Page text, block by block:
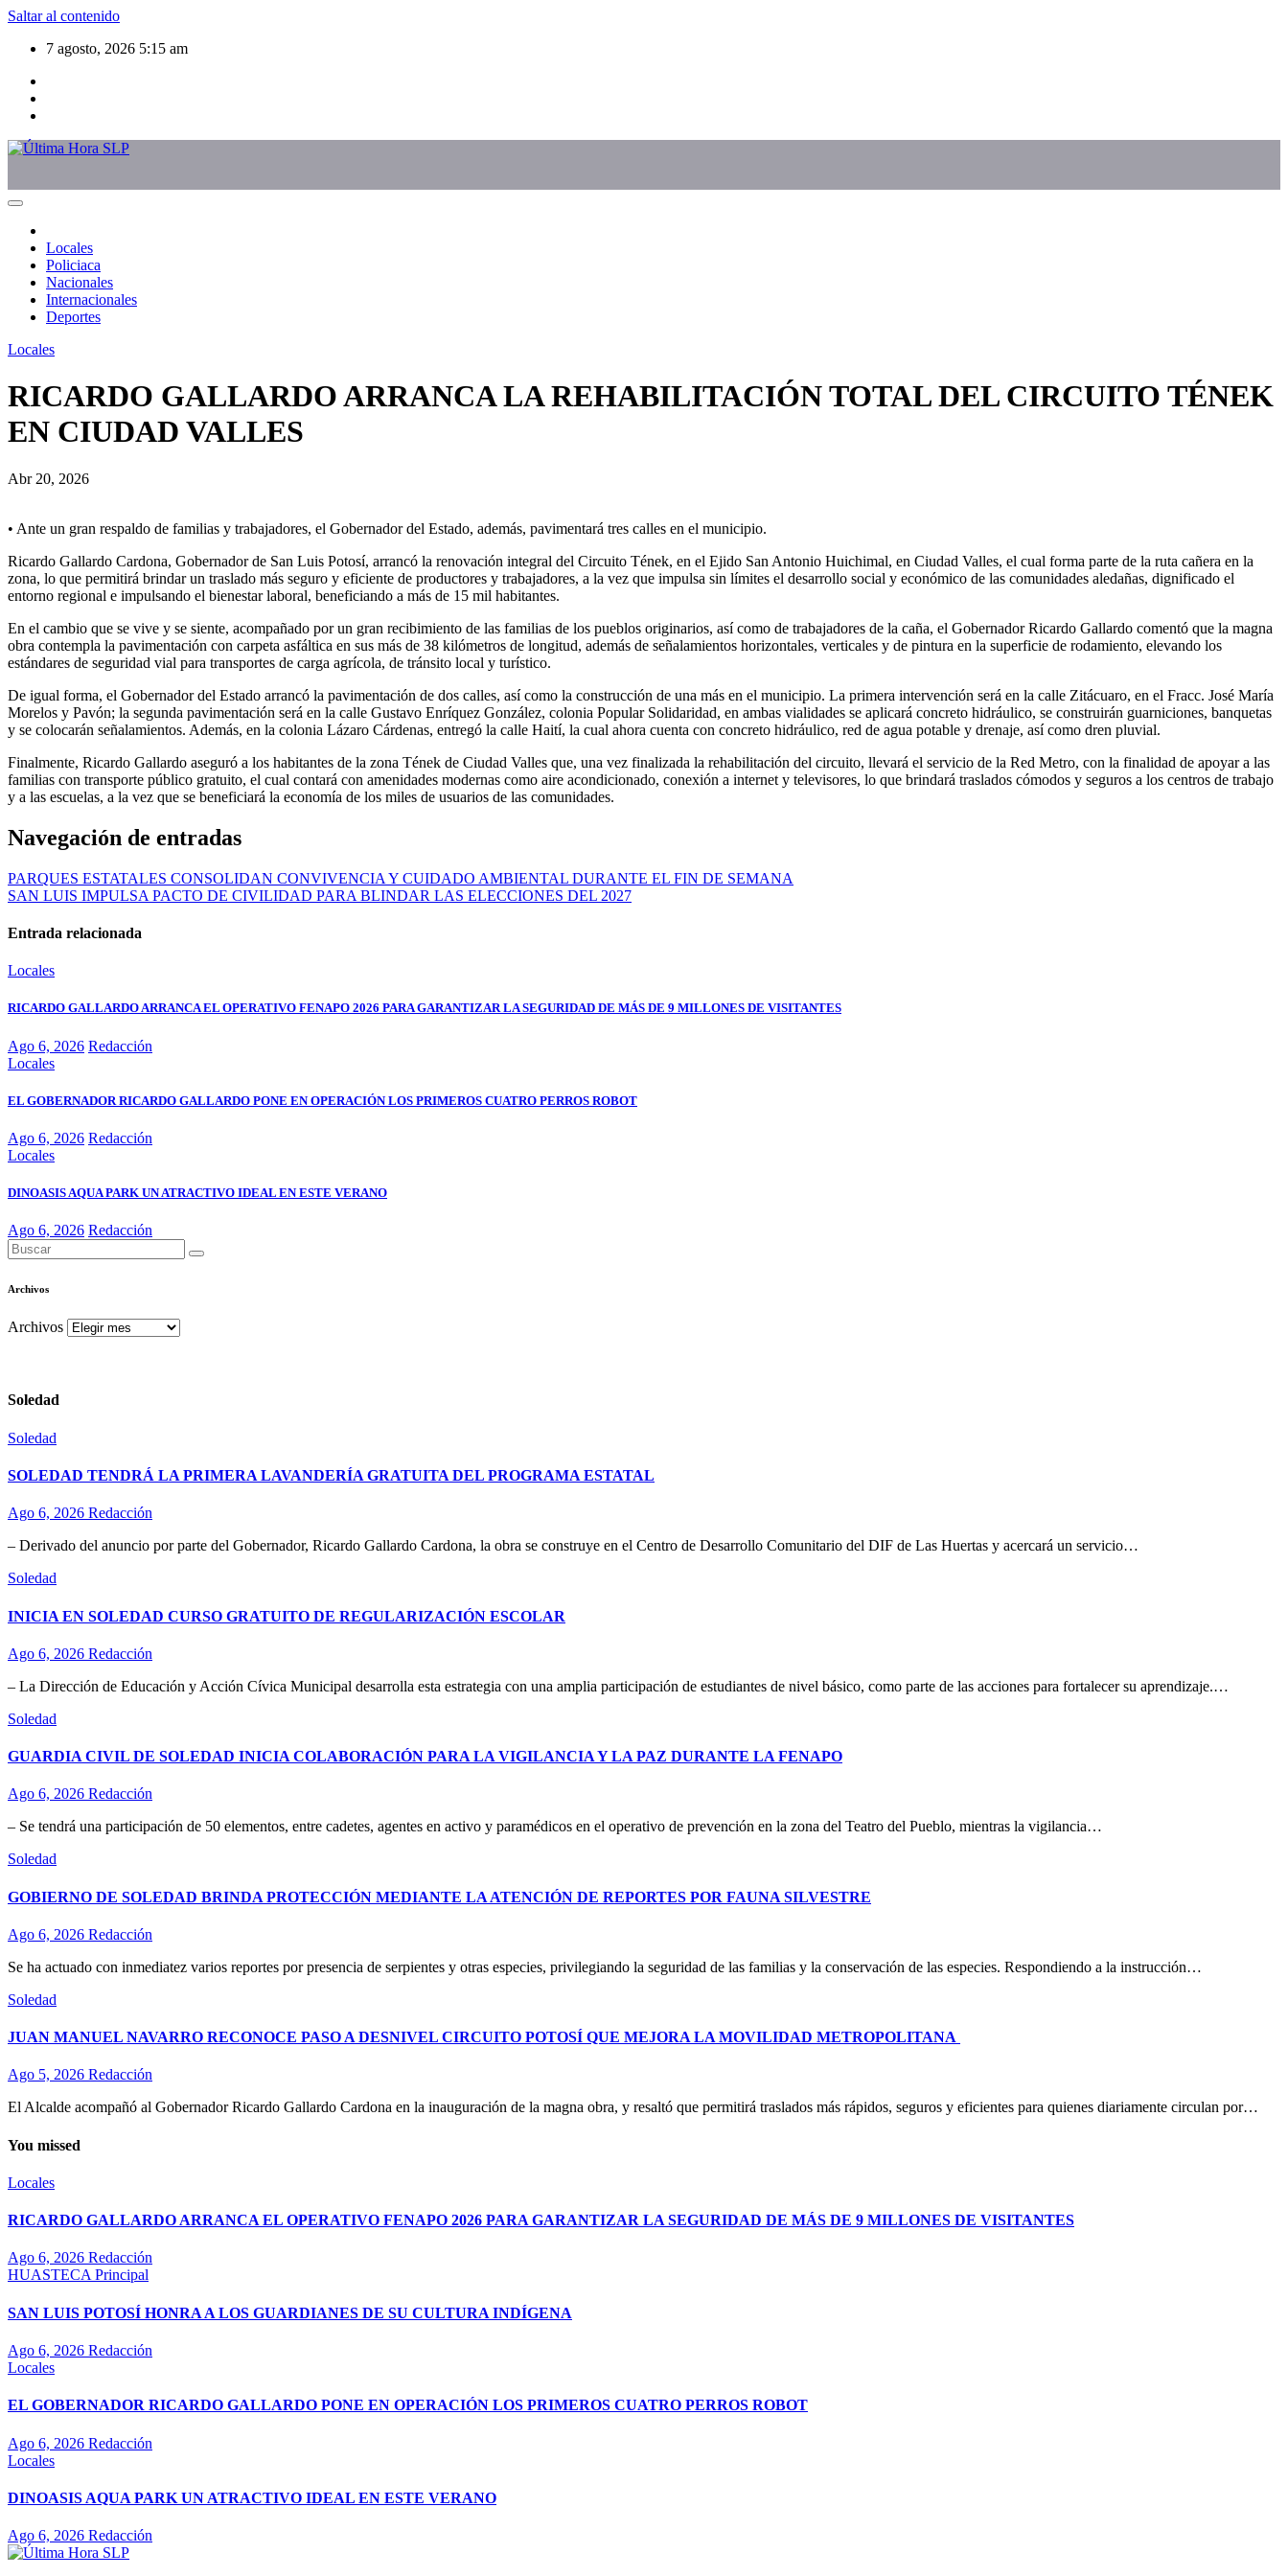
Saltar al contenido
7 agosto, 2026 5:15 am
Locales
Policiaca
Nacionales
Internacionales
Deportes
Locales
RICARDO GALLARDO ARRANCA LA REHABILITACIÓN TOTAL DEL CIRCUITO TÉNEK
EN CIUDAD VALLES
Abr 20, 2026
• Ante un gran respaldo de familias y trabajadores, el Gobernador del Estado, además, pavimentará tres calles en el municipio.
Ricardo Gallardo Cardona, Gobernador de San Luis Potosí, arrancó la renovación integral del Circuito Tének, en el Ejido San Antonio Huichimal, en Ciudad Valles, el cual forma parte de la ruta cañera en la
zona, lo que permitirá brindar un traslado más seguro y eficiente de productores y trabajadores, a la vez que impulsa sin límites el desarrollo social y económico de las comunidades aledañas, dignificado el
entorno regional e impulsando el bienestar laboral, beneficiando a más de 15 mil habitantes.
En el cambio que se vive y se siente, acompañado por un gran recibimiento de las familias de los pueblos originarios, así como de trabajadores de la caña, el Gobernador Ricardo Gallardo comentó que la magna
obra contempla la pavimentación con carpeta asfáltica en sus más de 38 kilómetros de longitud, además de señalamientos horizontales, verticales y de pintura en la superficie de rodamiento, elevando los
estándares de seguridad vial para transportes de carga agrícola, de tránsito local y turístico.
De igual forma, el Gobernador del Estado arrancó la pavimentación de dos calles, así como la construcción de una más en el municipio. La primera intervención será en la calle Zitácuaro, en el Fracc. José María
Morelos y Pavón; la segunda pavimentación será en la calle Gustavo Enríquez González, colonia Popular Solidaridad, en ambas vialidades se aplicará concreto hidráulico, se construirán guarniciones, banquetas
y se colocarán señalamientos. Además, en la colonia Lázaro Cárdenas, entregó la calle Haití, la cual ahora cuenta con concreto hidráulico, red de agua potable y drenaje, así como dren pluvial.
Finalmente, Ricardo Gallardo aseguró a los habitantes de la zona Tének de Ciudad Valles que, una vez finalizada la rehabilitación del circuito, llevará el servicio de la Red Metro, con la finalidad de apoyar a las
familias con transporte público gratuito, el cual contará con amenidades modernas como aire acondicionado, conexión a internet y televisores, lo que brindará traslados cómodos y seguros a los centros de trabajo
y a las escuelas, a la vez que se beneficiará la economía de los miles de usuarios de las comunidades.
Navegación de entradas
PARQUES ESTATALES CONSOLIDAN CONVIVENCIA Y CUIDADO AMBIENTAL DURANTE EL FIN DE SEMANA
SAN LUIS IMPULSA PACTO DE CIVILIDAD PARA BLINDAR LAS ELECCIONES DEL 2027
Entrada relacionada
Locales
RICARDO GALLARDO ARRANCA EL OPERATIVO FENAPO 2026 PARA GARANTIZAR LA SEGURIDAD DE MÁS DE 9 MILLONES DE VISITANTES
Ago 6, 2026 Redacción
Locales
EL GOBERNADOR RICARDO GALLARDO PONE EN OPERACIÓN LOS PRIMEROS CUATRO PERROS ROBOT
Ago 6, 2026 Redacción
Locales
DINOASIS AQUA PARK UN ATRACTIVO IDEAL EN ESTE VERANO
Ago 6, 2026 Redacción
Archivos
Archivos
Soledad
Soledad
SOLEDAD TENDRÁ LA PRIMERA LAVANDERÍA GRATUITA DEL PROGRAMA ESTATAL
Ago 6, 2026 Redacción
– Derivado del anuncio por parte del Gobernador, Ricardo Gallardo Cardona, la obra se construye en el Centro de Desarrollo Comunitario del DIF de Las Huertas y acercará un servicio…
Soledad
INICIA EN SOLEDAD CURSO GRATUITO DE REGULARIZACIÓN ESCOLAR
Ago 6, 2026 Redacción
– La Dirección de Educación y Acción Cívica Municipal desarrolla esta estrategia con una amplia participación de estudiantes de nivel básico, como parte de las acciones para fortalecer su aprendizaje.…
Soledad
GUARDIA CIVIL DE SOLEDAD INICIA COLABORACIÓN PARA LA VIGILANCIA Y LA PAZ DURANTE LA FENAPO
Ago 6, 2026 Redacción
– Se tendrá una participación de 50 elementos, entre cadetes, agentes en activo y paramédicos en el operativo de prevención en la zona del Teatro del Pueblo, mientras la vigilancia…
Soledad
GOBIERNO DE SOLEDAD BRINDA PROTECCIÓN MEDIANTE LA ATENCIÓN DE REPORTES POR FAUNA SILVESTRE
Ago 6, 2026 Redacción
Se ha actuado con inmediatez varios reportes por presencia de serpientes y otras especies, privilegiando la seguridad de las familias y la conservación de las especies. Respondiendo a la instrucción…
Soledad
JUAN MANUEL NAVARRO RECONOCE PASO A DESNIVEL CIRCUITO POTOSÍ QUE MEJORA LA MOVILIDAD METROPOLITANA
Ago 5, 2026 Redacción
El Alcalde acompañó al Gobernador Ricardo Gallardo Cardona en la inauguración de la magna obra, y resaltó que permitirá traslados más rápidos, seguros y eficientes para quienes diariamente circulan por…
You missed
Locales
RICARDO GALLARDO ARRANCA EL OPERATIVO FENAPO 2026 PARA GARANTIZAR LA SEGURIDAD DE MÁS DE 9 MILLONES DE VISITANTES
Ago 6, 2026 Redacción
HUASTECAPrincipal
SAN LUIS POTOSÍ HONRA A LOS GUARDIANES DE SU CULTURA INDÍGENA
Ago 6, 2026 Redacción
Locales
EL GOBERNADOR RICARDO GALLARDO PONE EN OPERACIÓN LOS PRIMEROS CUATRO PERROS ROBOT
Ago 6, 2026 Redacción
Locales
DINOASIS AQUA PARK UN ATRACTIVO IDEAL EN ESTE VERANO
Ago 6, 2026 Redacción